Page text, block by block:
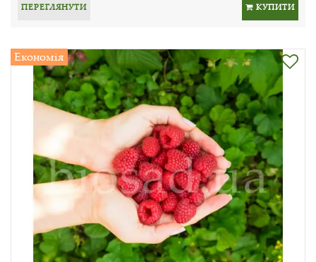
ПЕРЕГЛЯНУТИ КУПИТИ
Економія